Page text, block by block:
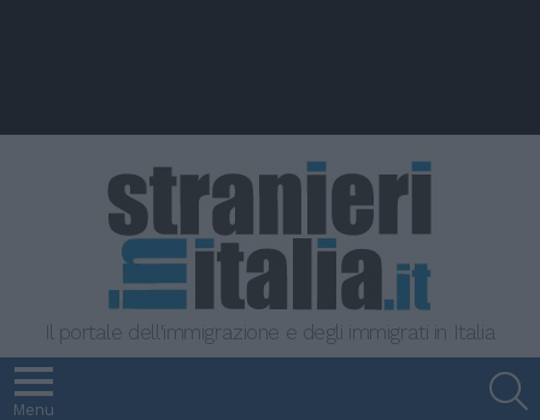
Il portale dell'immigrazione e degli immigrati in Italia
Menu